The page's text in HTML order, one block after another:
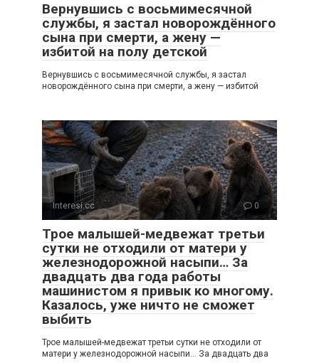
Вернувшись с восьмимесячной
службы, я застал новорождённого
сына при смерти, а жену —
избитой на полу детской
Вернувшись с восьмимесячной службы, я застал
новорождённого сына при смерти, а жену — избитой
Interesi.cc 0
Трое малышей-медвежат третьи
сутки не отходили от матери у
железнодорожной насыпи… За
двадцать два года работы
машинистом я привык ко многому.
Казалось, уже ничто не сможет
выбить
Трое малышей-медвежат третьи сутки не отходили от
матери у железнодорожной насыпи… За двадцать два